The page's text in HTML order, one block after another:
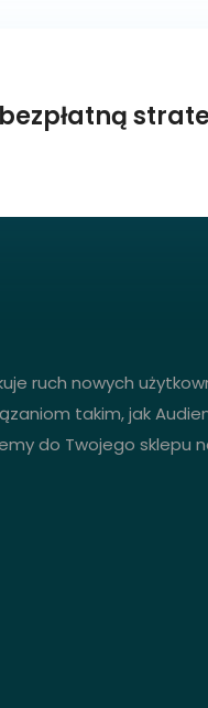
ruch nowych
takim, jak
do Twojego sklepu